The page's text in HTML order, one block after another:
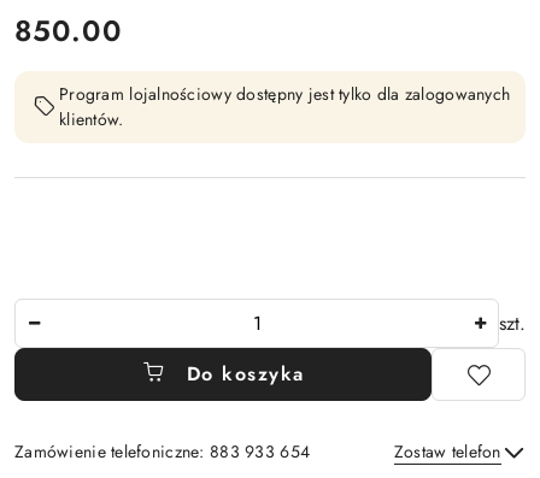
cena:
850.00
Program lojalnościowy dostępny jest tylko dla zalogowanych
klientów.
szt.
Do koszyka
Zamówienie telefoniczne: 883 933 654 Zostaw telefon